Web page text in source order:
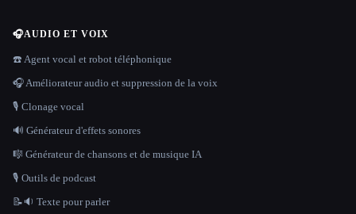
🎧AUDIO ET VOIX
☎️ Agent vocal et robot téléphonique
🎧 Améliorateur audio et suppression de la voix
🎙️ Clonage vocal
🔊 Générateur d'effets sonores
🎼 Générateur de chansons et de musique IA
🎙️ Outils de podcast
📝🔉 Texte pour parler